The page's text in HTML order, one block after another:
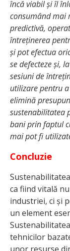
încă viabil și îl
consumând mai
predictivă,
întreținerea
și pot efectua
se defecteze și,
sesiuni de
utilizare pentru
elimină
sustenabilitatea
bani prin faptul
mai pot fi
Concluzie
ca fiind vitală
industriei, ci și
un element
tehnicilor